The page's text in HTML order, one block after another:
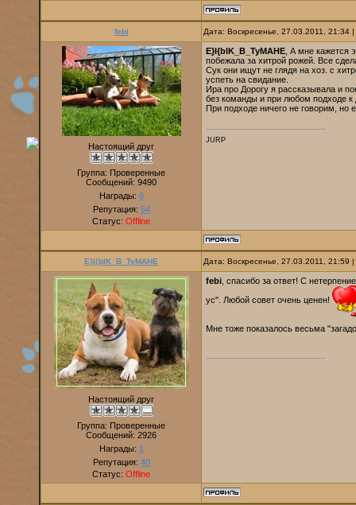
febi Дата: Воскресенье, 27.03.2011,
Настоящий друг
Группа: Проверенные
Сообщений: 9490
Награды: 0
Репутация: 54
Статус: Offline
E}I{bIK_B_TyMAHE , А мне кажется
побежала за хитрой рожей. Все
Сук они ищут не глядя на хоз. с
успеть на свидание.
Ира про Дорогу я рассказывала и
без команды и при любом подходе к
При подходе ничего не говорим, но
JURP
E}I{bIK_B_TyMAHE Дата: Воскресенье, 27.03.2011,
Настоящий друг
Группа: Проверенные
Сообщений: 2926
Награды: 1
Репутация: 40
Статус: Offline
febi , спасибо за ответ! С
ус". Любой совет очень ценен!
Мне тоже показалось весьма